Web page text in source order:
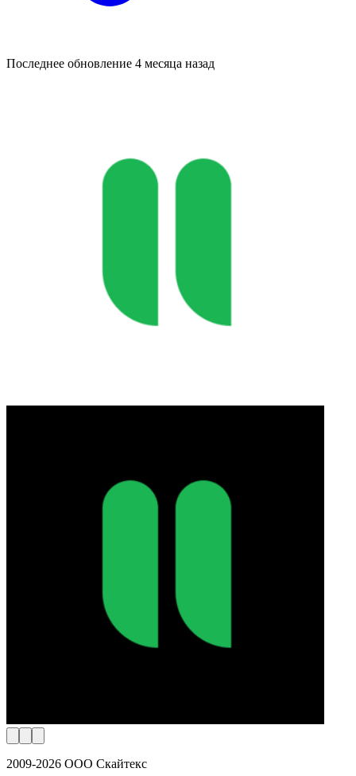
Последнее обновление 4 месяца назад
2009-2026 ООО Скайтекс